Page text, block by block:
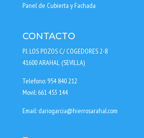
Panel de Cubierta y Fachada
CONTACTO
P.I. LOS POZOS C/ COGEDORES 2-8
41600 ARAHAL (SEVILLA)
Telefono: 954 840 212
Movil: 661 453 144
Email: dariogarcia@hierrosarahal.com